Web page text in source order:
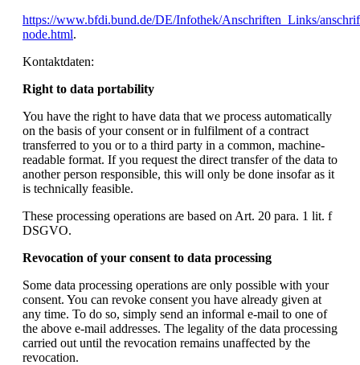
https://www.bfdi.bund.de/DE/Infothek/Anschriften_Links/
node.html.
Kontaktdaten:
Right to data portability
You have the right to have data that we process automatically
on the basis of your consent or in fulfilment of a contract
transferred to you or to a third party in a common, machine-
readable format. If you request the direct transfer of the data to
another person responsible, this will only be done insofar as it
is technically feasible.
These processing operations are based on Art. 20 para. 1 lit. f
DSGVO.
Revocation of your consent to data processing
Some data processing operations are only possible with your
consent. You can revoke consent you have already given at
any time. To do so, simply send an informal e-mail to one of
the above e-mail addresses. The legality of the data processing
carried out until the revocation remains unaffected by the
revocation.